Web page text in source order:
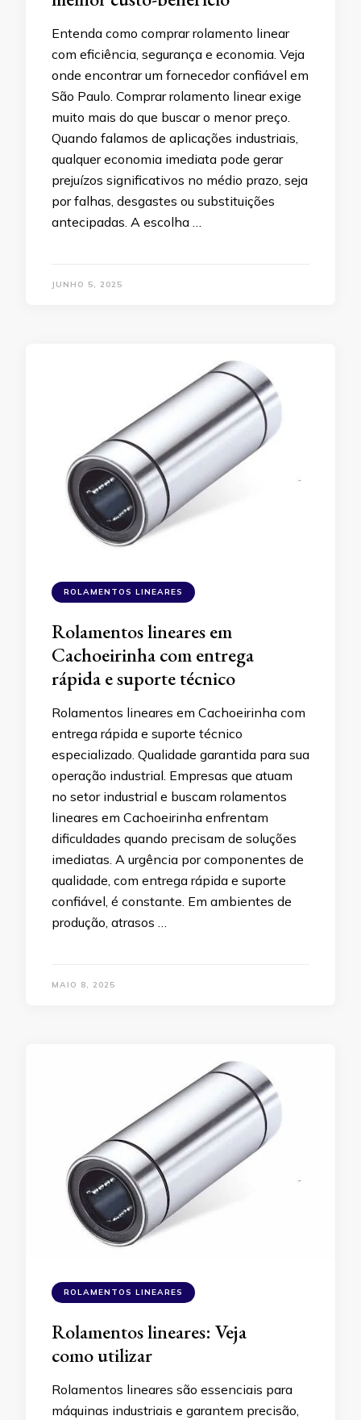
Entenda como comprar rolamento linear
com eficiência, segurança e economia. Veja
onde encontrar um fornecedor confiável em
São Paulo. Comprar rolamento linear exige
muito mais do que buscar o menor preço.
Quando falamos de aplicações industriais,
qualquer economia imediata pode gerar
prejuízos significativos no médio prazo, seja
por falhas, desgastes ou substituições
antecipadas. A escolha …
JUNHO 5, 2025
ROLAMENTOS LINEARES
Rolamentos lineares em
Cachoeirinha com entrega
rápida e suporte técnico
Rolamentos lineares em Cachoeirinha com
entrega rápida e suporte técnico
especializado. Qualidade garantida para sua
operação industrial. Empresas que atuam
no setor industrial e buscam rolamentos
lineares em Cachoeirinha enfrentam
dificuldades quando precisam de soluções
imediatas. A urgência por componentes de
qualidade, com entrega rápida e suporte
confiável, é constante. Em ambientes de
produção, atrasos …
MAIO 8, 2025
ROLAMENTOS LINEARES
Rolamentos lineares: Veja
como utilizar
Rolamentos lineares são essenciais para
máquinas industriais e garantem precisão,